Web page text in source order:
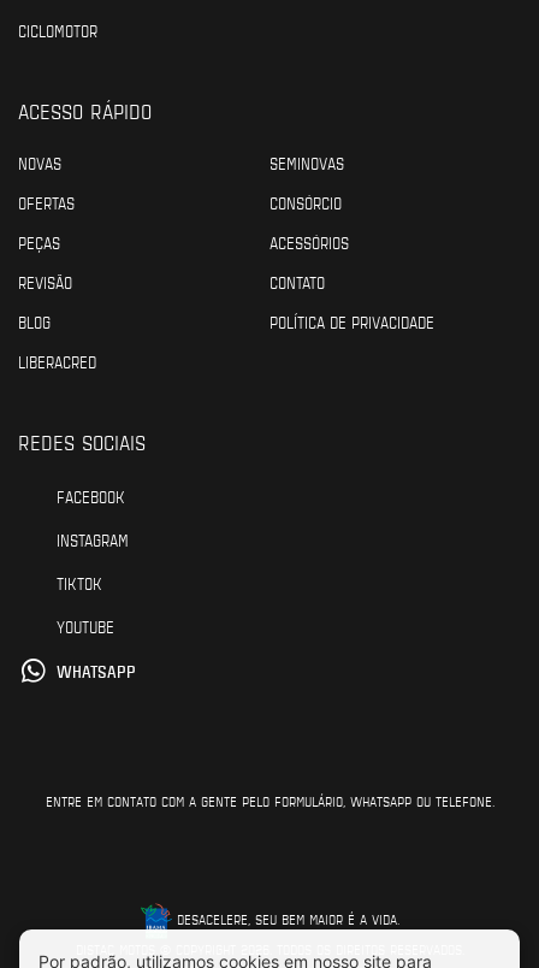
CICLOMOTOR
ACESSO RÁPIDO
NOVAS
SEMINOVAS
OFERTAS
CONSÓRCIO
PEÇAS
ACESSÓRIOS
REVISÃO
CONTATO
BLOG
POLÍTICA DE PRIVACIDADE
LIBERACRED
REDES SOCIAIS
FACEBOOK
INSTAGRAM
TIKTOK
YOUTUBE
WHATSAPP
ENTRE EM CONTATO COM A GENTE PELO FORMULÁRIO, WHATSAPP OU TELEFONE.
DESACELERE, SEU BEM MAIOR É A VIDA.